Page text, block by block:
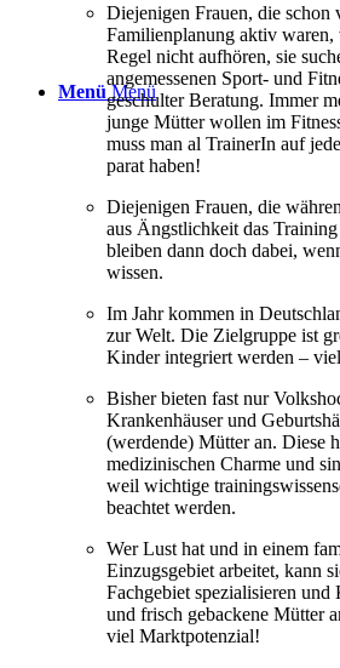
Menü Menü
Diejenigen Frauen, die schon
Familienplanung aktiv
Regel nicht aufhören, sie
angemessenen Sport- und
geschulter Beratung. Immer
junge Mütter wollen im
muss man al TrainerIn auf
parat haben!
Diejenigen Frauen, die
aus Ängstlichkeit das
bleiben dann doch dabei,
wissen.
Im Jahr kommen in
zur Welt. Die Zielgruppe ist
Kinder integriert werden –
Bisher bieten fast nur
Krankenhäuser und
(werdende) Mütter an. Diese
medizinischen Charme und
weil wichtige
beachtet werden.
Wer Lust hat und in einem
Einzugsgebiet arbeitet, kann
Fachgebiet spezialisieren
und frisch gebackene Mütter
viel Marktpotenzial!